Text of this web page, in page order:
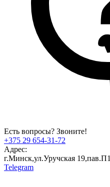
Есть вопросы? Звоните!
+375 29 654-31-72
Адрес:
г.Минск,ул.Уручская 19,пав.П1
Telegram